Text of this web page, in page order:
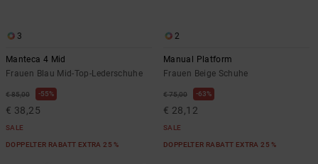
3
Manteca 4 Mid
Frauen Blau Mid-Top-Lederschuhe
€ 85,00 55%
€ 38,25
SALE
DOPPELTER RABATT EXTRA 25 %
2
Manual Platform
Frauen Beige Schuhe
€ 75,00 63%
€ 28,12
SALE
DOPPELTER RABATT EXTRA 25 %